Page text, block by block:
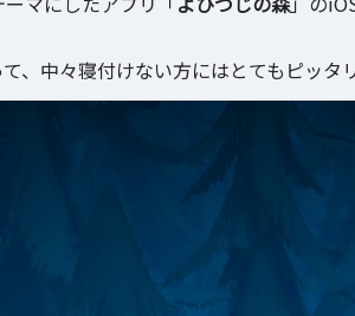
、中々寝付けない方にはとてもピッタ